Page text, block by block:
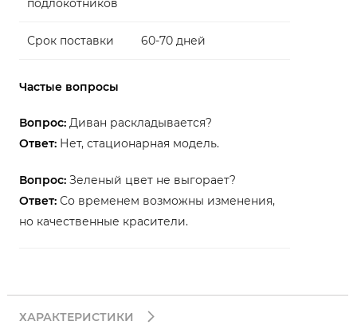
подлокотников
Срок поставки 60-70 дней
Частые вопросы
Вопрос: Диван раскладывается?
Ответ: Нет, стационарная модель.
Вопрос: Зеленый цвет не выгорает?
Ответ: Со временем возможны изменения,
но качественные красители.
ХАРАКТЕРИСТИКИ